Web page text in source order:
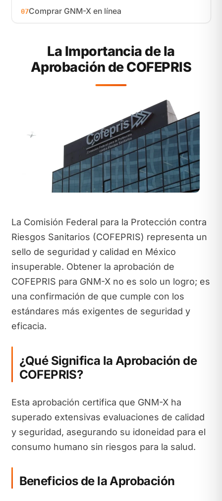
07Comprar GNM-X en línea
La Importancia de la
Aprobación de COFEPRIS
La Comisión Federal para la Protección contra
Riesgos Sanitarios (COFEPRIS) representa un
sello de seguridad y calidad en México
insuperable. Obtener la aprobación de
COFEPRIS para GNM-X no es solo un logro; es
una confirmación de que cumple con los
estándares más exigentes de seguridad y
eficacia.
¿Qué Significa la Aprobación de
COFEPRIS?
Esta aprobación certifica que GNM-X ha
superado extensivas evaluaciones de calidad
y seguridad, asegurando su idoneidad para el
consumo humano sin riesgos para la salud.
Beneficios de la Aprobación